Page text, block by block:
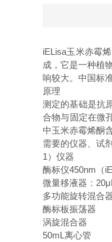
iELisa玉米赤霉
成，它是一种植
响较大。中国标
原理
测定的基础是抗
合物与固定在微
中玉米赤霉烯酮
需要的仪器、试剂
1）仪器
酶标仪450nm（
微量移液器：
多功能旋转混合
酶标板振荡器
涡旋混合器
50mL离心管